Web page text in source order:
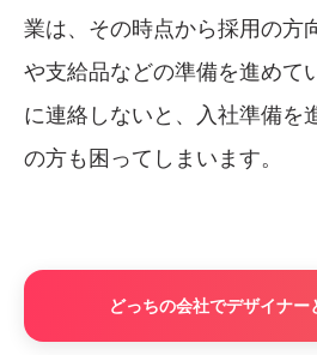
業は、その時点から採用の方
や支給品などの準備を進めて
に連絡しないと、入社準備を
の方も困ってしまいます。
どっちの会社でデザイナー